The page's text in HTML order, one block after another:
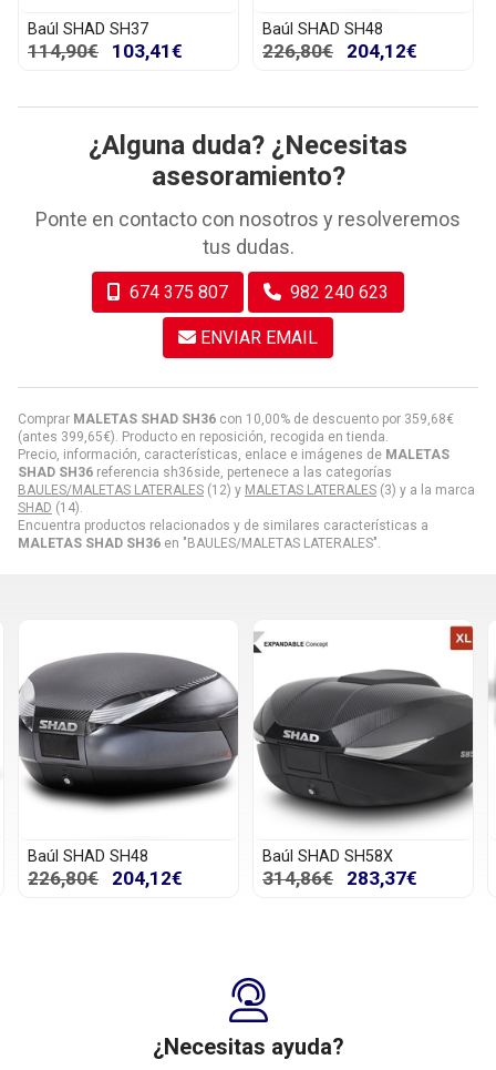
Comprar MALETAS SHAD SH36 con 10,00% de descuento por 359,68€
(antes 399,65€). Producto en reposición, recogida en tienda.
Precio, información, características, enlace e imágenes de MALETAS
SHAD SH36 referencia sh36side, pertenece a las categorías
BAULES/MALETAS LATERALES (12) y MALETAS LATERALES (3) y a la marca
SHAD (14).
Encuentra productos relacionados y de similares características a
MALETAS SHAD SH36 en "BAULES/MALETAS LATERALES".
Baúl SHAD SH37
114,90€ 103,41€
Baúl SHAD SH48
226,80€ 204,12€
¿Alguna duda? ¿Necesitas
asesoramiento?
Ponte en contacto con nosotros y resolveremos
tus dudas.
674 375 807 982 240 623
ENVIAR EMAIL
Baúl SHAD SH48
226,80€ 204,12€
Baúl SHAD SH58X
314,86€ 283,37€
¿Necesitas ayuda?